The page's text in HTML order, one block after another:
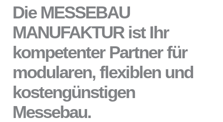
Die MESSEBAU
MANUFAKTUR ist Ihr
kompetenter Partner für
modularen, flexiblen und
kostengünstigen
Messebau.